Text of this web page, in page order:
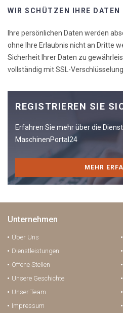
WIR SCHÜTZEN IHRE DATEN
Ihre persönlichen Daten werden
ohne Ihre Erlaubnis nicht an Dritte
Sicherheit Ihrer Daten zu
vollständig mit SSL-
REGISTRIEREN SIE
Erfahren Sie mehr über die
MaschinenPortal24
MEHR
Unternehmen
Über Uns
Dienstleistungen
Offene Stellen
Unsere Geschichte
Unser Team
Impressum